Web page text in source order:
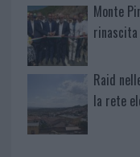
Monte
Raid
la rete